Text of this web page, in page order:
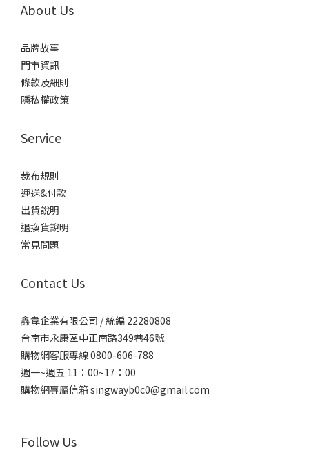
About Us
品牌故事
門市資訊
條款及細則
隱私權政策
Service
裁布規則
運送&付款
出貨說明
退換貨說明
常見問題
Contact Us
鑫韋企業有限公司 / 統編 22280808
台南市永康區中正南路349巷46號
購物網客服專線 0800-606-788
週一~週五 11：00~17：00
購物網專屬信箱 singwayb0c0@gmail.com
Follow Us